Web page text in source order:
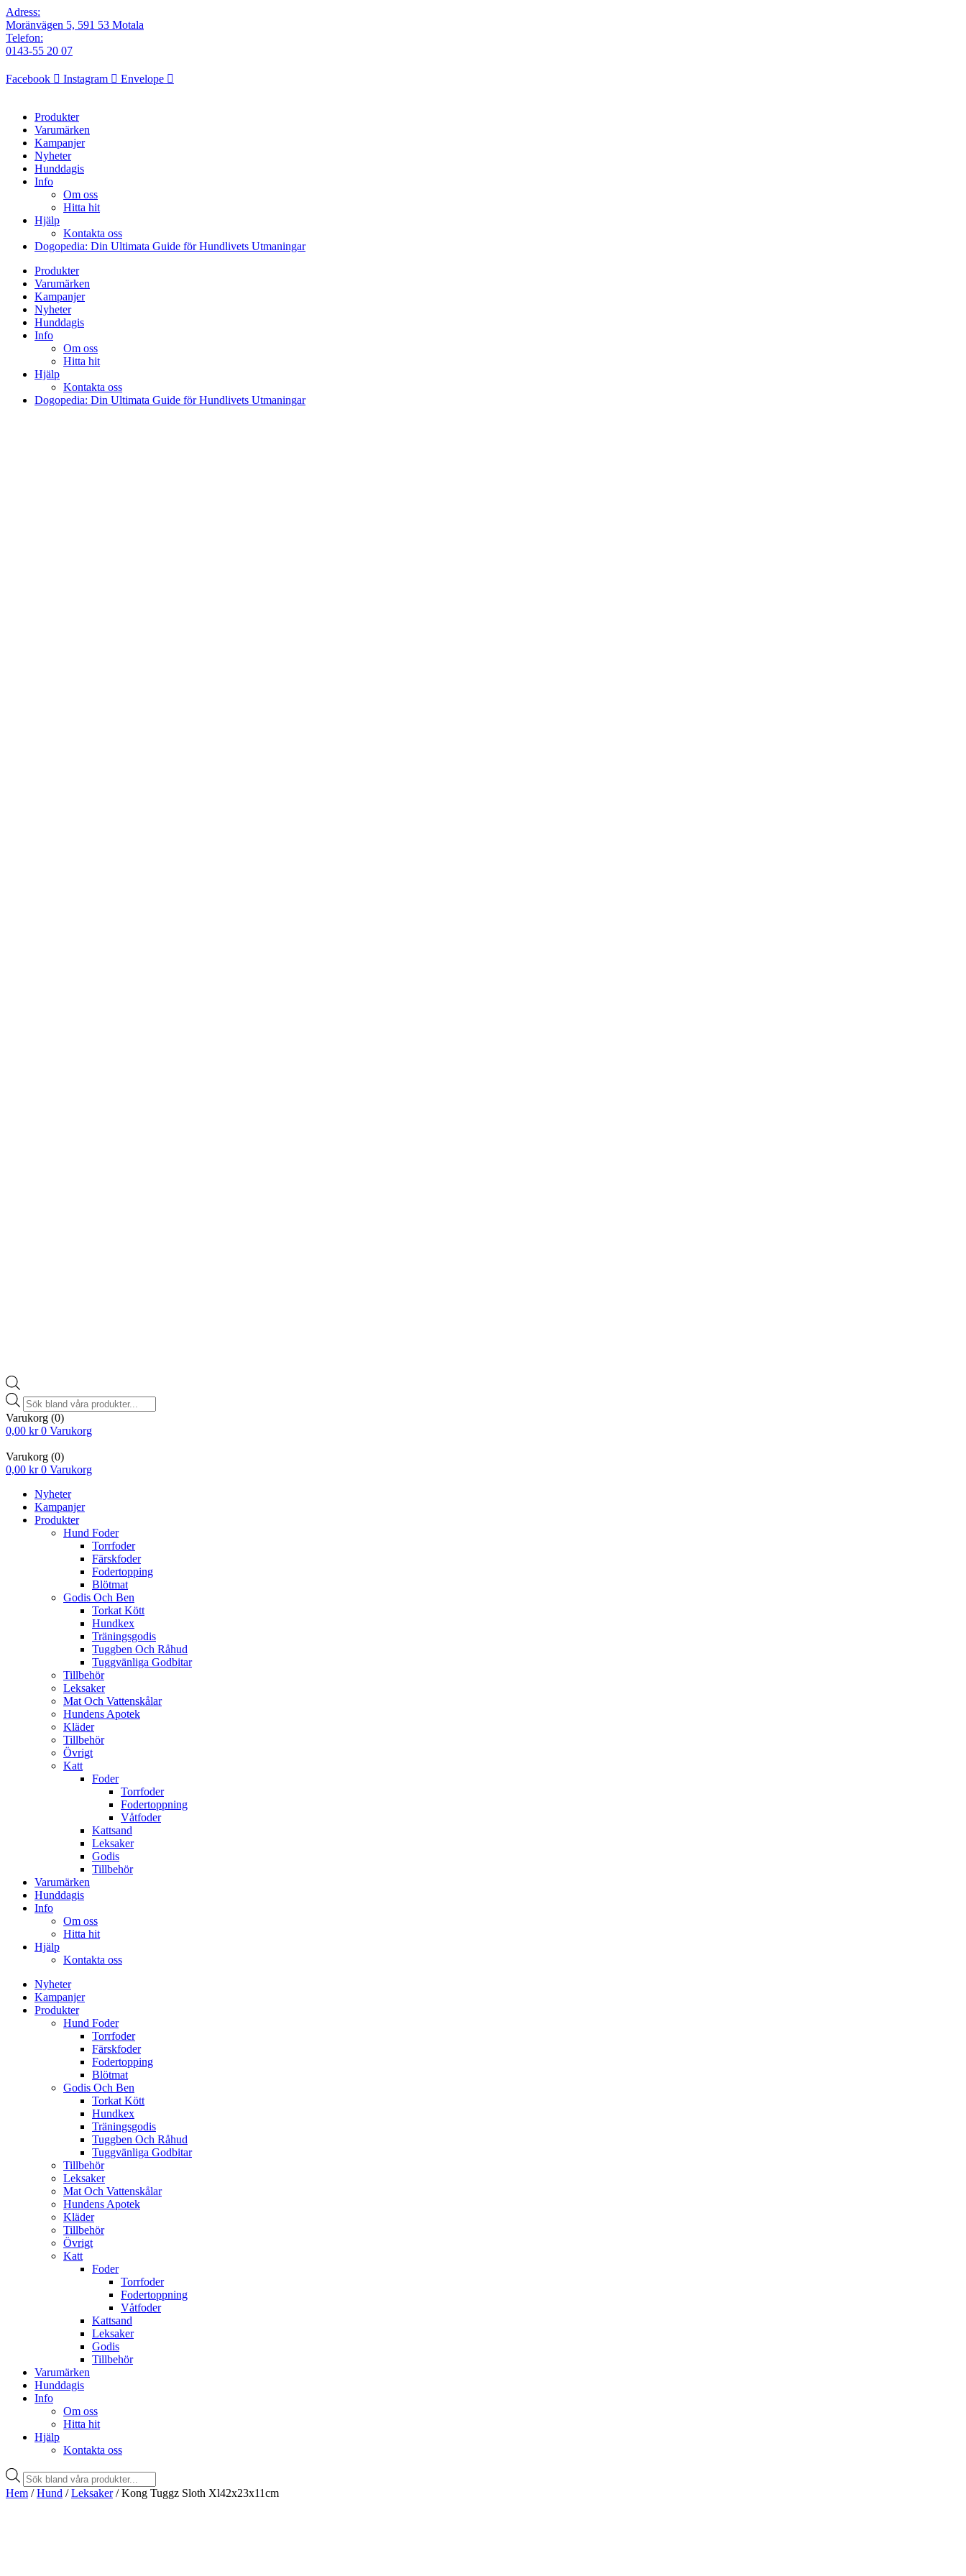
Adress:
Moränvägen 5, 591 53 Motala
Telefon:
0143-55 20 07
Facebook Instagram Envelope
Produkter
Varumärken
Kampanjer
Nyheter
Hunddagis
Info
Om oss
Hitta hit
Hjälp
Kontakta oss
Dogopedia: Din Ultimata Guide för Hundlivets Utmaningar
Produkter
Varumärken
Kampanjer
Nyheter
Hunddagis
Info
Om oss
Hitta hit
Hjälp
Kontakta oss
Dogopedia: Din Ultimata Guide för Hundlivets Utmaningar
Products
search
Varukorg (0)
0,00 kr 0 Varukorg
Varukorg (0)
0,00 kr 0 Varukorg
Nyheter
Kampanjer
Produkter
Hund Foder
Torrfoder
Färskfoder
Fodertopping
Blötmat
Godis Och Ben
Torkat Kött
Hundkex
Träningsgodis
Tuggben Och Råhud
Tuggvänliga Godbitar
Tillbehör
Leksaker
Mat Och Vattenskålar
Hundens Apotek
Kläder
Tillbehör
Övrigt
Katt
Foder
Torrfoder
Fodertoppning
Våtfoder
Kattsand
Leksaker
Godis
Tillbehör
Varumärken
Hunddagis
Info
Om oss
Hitta hit
Hjälp
Kontakta oss
Nyheter
Kampanjer
Produkter
Hund Foder
Torrfoder
Färskfoder
Fodertopping
Blötmat
Godis Och Ben
Torkat Kött
Hundkex
Träningsgodis
Tuggben Och Råhud
Tuggvänliga Godbitar
Tillbehör
Leksaker
Mat Och Vattenskålar
Hundens Apotek
Kläder
Tillbehör
Övrigt
Katt
Foder
Torrfoder
Fodertoppning
Våtfoder
Kattsand
Leksaker
Godis
Tillbehör
Varumärken
Hunddagis
Info
Om oss
Hitta hit
Hjälp
Kontakta oss
Products
search
Hem /Hund /Leksaker/ Kong Tuggz Sloth Xl42x23x11cm